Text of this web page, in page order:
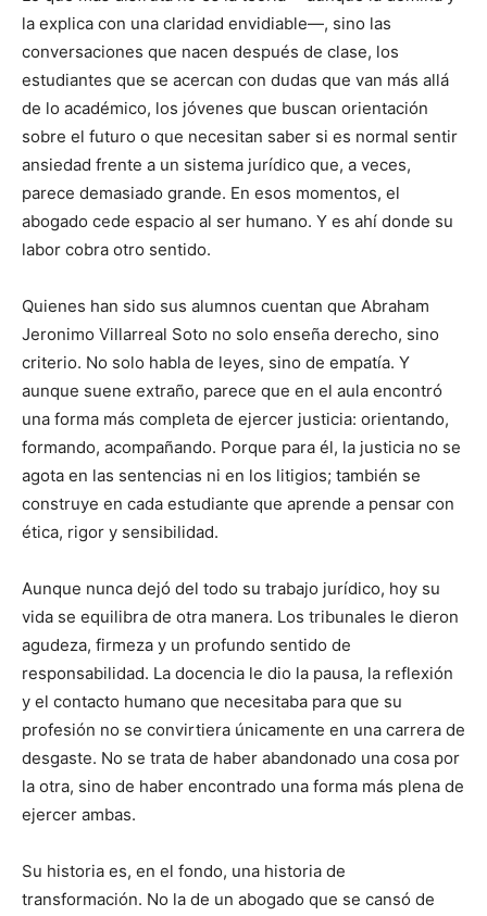
la explica con una claridad envidiable—, sino las
conversaciones que nacen después de clase, los
estudiantes que se acercan con dudas que van más allá
de lo académico, los jóvenes que buscan orientación
sobre el futuro o que necesitan saber si es normal sentir
ansiedad frente a un sistema jurídico que, a veces,
parece demasiado grande. En esos momentos, el
abogado cede espacio al ser humano. Y es ahí donde su
labor cobra otro sentido.
Quienes han sido sus alumnos cuentan que Abraham
Jeronimo Villarreal Soto no solo enseña derecho, sino
criterio. No solo habla de leyes, sino de empatía. Y
aunque suene extraño, parece que en el aula encontró
una forma más completa de ejercer justicia: orientando,
formando, acompañando. Porque para él, la justicia no se
agota en las sentencias ni en los litigios; también se
construye en cada estudiante que aprende a pensar con
ética, rigor y sensibilidad.
Aunque nunca dejó del todo su trabajo jurídico, hoy su
vida se equilibra de otra manera. Los tribunales le dieron
agudeza, firmeza y un profundo sentido de
responsabilidad. La docencia le dio la pausa, la reflexión
y el contacto humano que necesitaba para que su
profesión no se convirtiera únicamente en una carrera de
desgaste. No se trata de haber abandonado una cosa por
la otra, sino de haber encontrado una forma más plena de
ejercer ambas.
Su historia es, en el fondo, una historia de
transformación. No la de un abogado que se cansó de